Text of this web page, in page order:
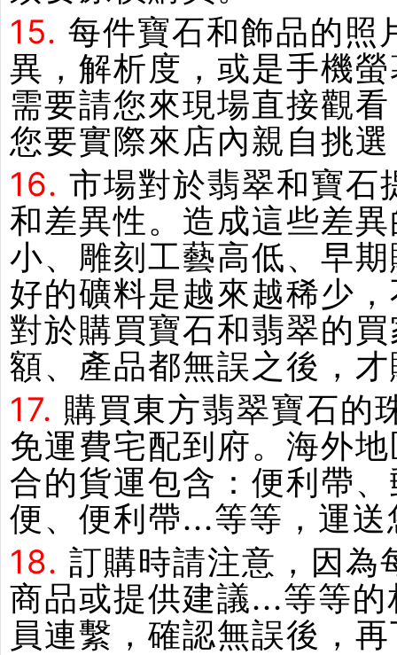
15. 每件寶石和飾品的照
異，解析度，或是手機
需要請您來現場直接觀
您要實際來店內親自挑
16. 市場對於翡翠和寶石
和差異性。造成這些差
小、雕刻工藝高低、早
好的礦料是越來越稀少
對於購買寶石和翡翠的
額、產品都無誤之後，
17. 購買東方翡翠寶石的
免運費宅配到府。海外
合的貨運包含：便利帶
便、便利帶...等等，運
18. 訂購時請注意，因為
商品或提供建議...等等
員連繫，確認無誤後，